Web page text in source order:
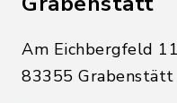
Am Eichbergfeld 11
83355 Grabenstätt